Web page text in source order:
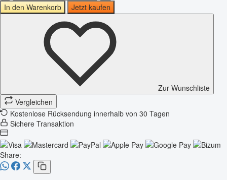
In den Warenkorb
Jetzt kaufen
Zur Wunschliste
Vergleichen
Kostenlose Rücksendung innerhalb von 30 Tagen
Sichere Transaktion
Share: